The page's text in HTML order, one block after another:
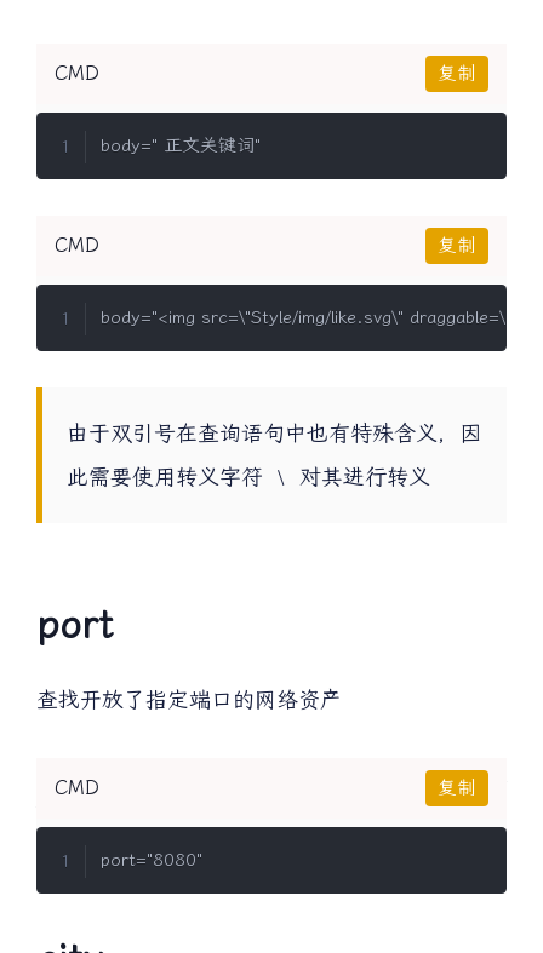
CMD 复制
CMD 复制
由于双引号在查询语句中也有特殊含义，因
此需要使用转义字符
\ 对其进行转义
port
查找开放了指定端口的网络资产
CMD 复制